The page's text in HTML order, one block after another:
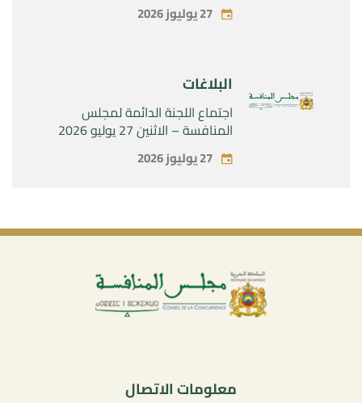
SAS »27 يوليوز 2026
البلاغات
اجتماع اللجنة الدائمة لمجلس
المنافسة – الاثنين 27 يوليو 2026
27 يوليوز 2026
معلومات الاتصال